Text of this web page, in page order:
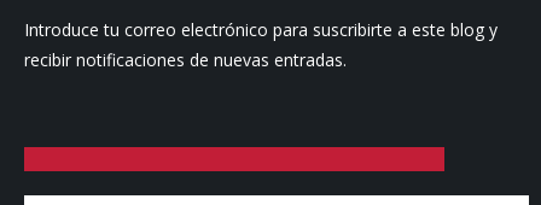
Introduce tu correo electrónico para suscribirte a este blog y
recibir notificaciones de nuevas entradas.